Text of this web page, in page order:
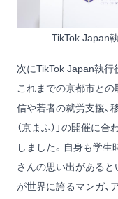
TikTok Japan
次にTikTok Japan執行
これまでの京都市との
信や若者の就労支援、
（京まふ）」の開催に
しました。自身も学生
さんの思い出があると
が世界に誇るマンガ、